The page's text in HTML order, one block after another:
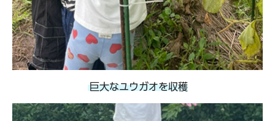
巨大なユウガオを収穫